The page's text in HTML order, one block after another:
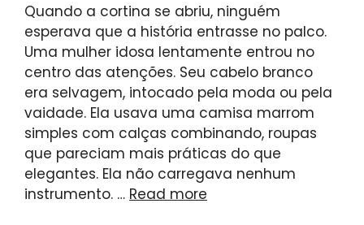
Quando a cortina se abriu, ninguém
esperava que a história entrasse no palco.
Uma mulher idosa lentamente entrou no
centro das atenções. Seu cabelo branco
era selvagem, intocado pela moda ou pela
vaidade. Ela usava uma camisa marrom
simples com calças combinando, roupas
que pareciam mais práticas do que
elegantes. Ela não carregava nenhum
instrumento. … Read more